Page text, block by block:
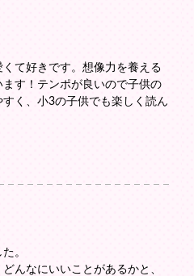
て好きです。想像力を養える
ます！テンポが良いので子供の
く、小3の子供でも楽しく読ん
。
んなにいいことがあるかと、